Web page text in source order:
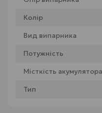
Колір
Вид випарника
Потужність
Місткість акумулятора
Тип